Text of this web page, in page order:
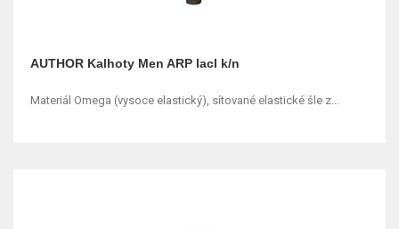
AUTHOR Kalhoty Men ARP lacl k/n
Materiál Omega (vysoce elastický), sítované elastické šle z...